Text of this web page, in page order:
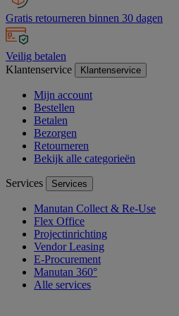
Gratis retourneren binnen 30 dagen
Veilig betalen
Klantenservice
Klantenservice
Mijn account
Bestellen
Betalen
Bezorgen
Retourneren
Bekijk alle categorieën
Services Services
Manutan Collect & Re-Use
Flex Office
Projectinrichting
Vendor Leasing
E-Procurement
Manutan 360°
Alle services